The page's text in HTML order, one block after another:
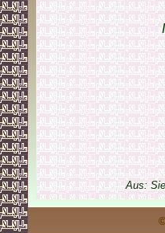
Aus: